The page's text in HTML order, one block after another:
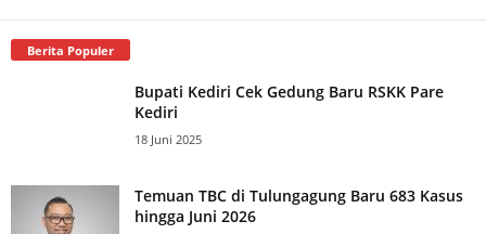
Berita Populer
Bupati Kediri Cek Gedung Baru RSKK Pare
Kediri
18 Juni 2025
Temuan TBC di Tulungagung Baru 683 Kasus
hingga Juni 2026